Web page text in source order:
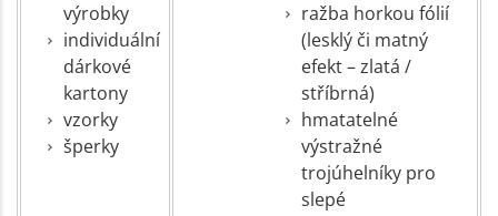
výrobky
individuální
dárkové
kartony
vzorky
šperky
ražba horkou fólií
(lesklý či matný
efekt – zlatá /
stříbrná)
hmatatelné
výstražné
trojúhelníky pro
slepé